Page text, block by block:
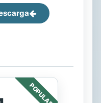
POPULAR